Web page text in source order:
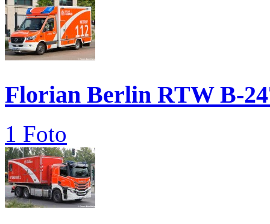
Florian Berlin RTW B-
1 Foto